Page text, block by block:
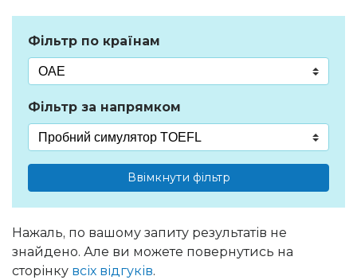
Фільтр по країнам
Фільтр за напрямком
Ввімкнути фільтр
Нажаль, по вашому запиту результатів не
знайдено. Але ви можете повернутись на
сторінку всіх відгуків.